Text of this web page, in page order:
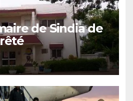
de Sindia de